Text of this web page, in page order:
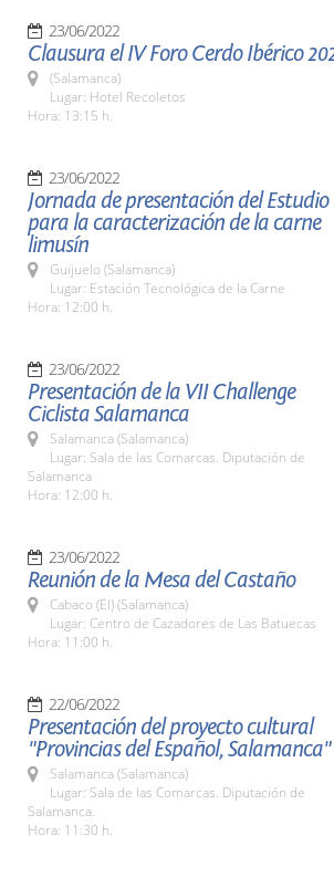
23/06/2022
Clausura el IV Foro Cerdo Ibérico
(Salamanca)
Lugar: Hotel Recoletos
Hora: 13:15 h.
23/06/2022
Jornada de presentación del Estudio
para la caracterización de la carne
limusín
Guijuelo (Salamanca)
Lugar: Estación Tecnológica de la Carne
Hora: 12:00 h.
23/06/2022
Presentación de la VII Challenge
Ciclista Salamanca
Salamanca (Salamanca)
Lugar: Sala de las Comarcas. Diputación de
Salamanca
Hora: 12:00 h.
23/06/2022
Reunión de la Mesa del Castaño
Cabaco (El) (Salamanca)
Lugar: Centro de Cazadores de Las Batuecas
Hora: 11:00 h.
22/06/2022
Presentación del proyecto cultural
"Provincias del Español, Salamanca"
Salamanca (Salamanca)
Lugar: Sala de las Comarcas. Diputación de
Salamanca.
Hora: 11:30 h.